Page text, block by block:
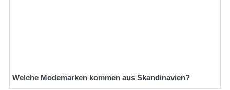
Welche Modemarken kommen aus Skandinavien?